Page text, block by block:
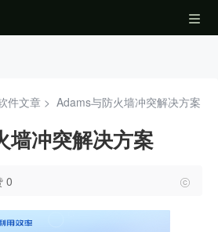
件文章 > Adams与防火墙冲突解决方案
墙冲突解决方案
0